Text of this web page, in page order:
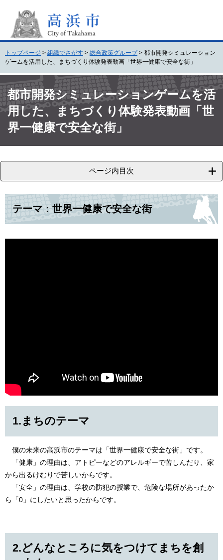
頭
。
飛
て
本
文
トップページ > 組織でさがす > 総合政策グループ > 都市開発シミュレーション
ゲームを活用した、まちづくり体験発表動画「世界一健康で安全な街」
文都市開発シミュレーションゲームを活
用した、まちづくり体験発表動画「世
界一健康で安全な街」
ページ内目次
テーマ：世界一健康で安全な街
1.まちのテーマ
僕の未来の高浜市のテーマは「世界一健康で安全な街」です。
「健康」の理由は、アトピーなどのアレルギーで苦しんだり、家
から出るけむりで苦しいからです。
「安全」の理由は、学校の防犯の授業で、危険な場所があったか
ら「0」にしたいと思ったからです。
2.どんなところに気をつけてまちを創